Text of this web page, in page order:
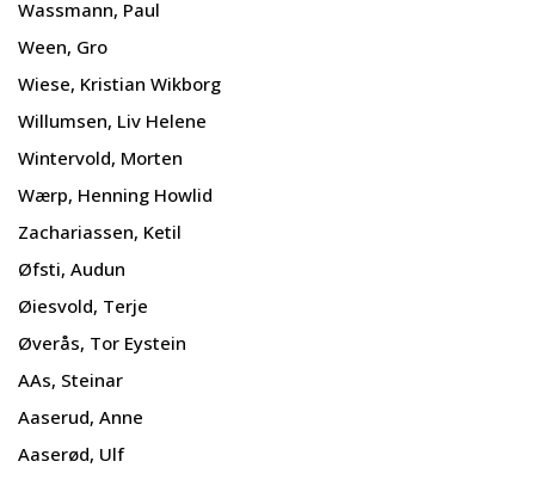
Wassmann, Paul
Ween, Gro
Wiese, Kristian Wikborg
Willumsen, Liv Helene
Wintervold, Morten
Wærp, Henning Howlid
Zachariassen, Ketil
Øfsti, Audun
Øiesvold, Terje
Øverås, Tor Eystein
AAs, Steinar
Aaserud, Anne
Aaserød, Ulf